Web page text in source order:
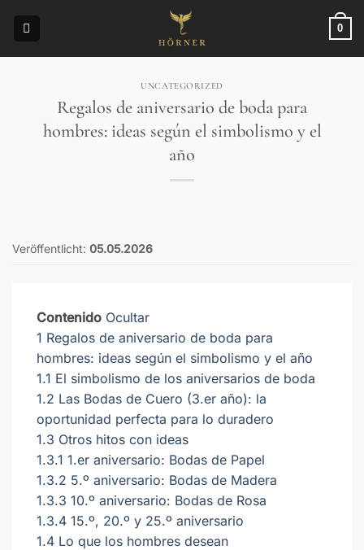
0
UNCATEGORIZED
Regalos de aniversario de boda para
hombres: ideas según el simbolismo y el
año
Veröffentlicht: 05.05.2026
Contenido Ocultar
1 Regalos de aniversario de boda para
hombres: ideas según el simbolismo y el año
1.1 El simbolismo de los aniversarios de boda
1.2 Las Bodas de Cuero (3.er año): la
oportunidad perfecta para lo duradero
1.3 Otros hitos con ideas
1.3.1 1.er aniversario: Bodas de Papel
1.3.2 5.º aniversario: Bodas de Madera
1.3.3 10.º aniversario: Bodas de Rosa
1.3.4 15.º, 20.º y 25.º aniversario
1.4 Lo que los hombres desean